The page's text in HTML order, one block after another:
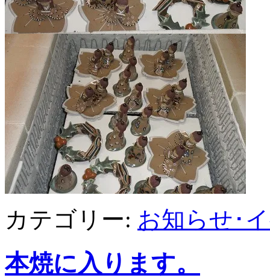
カテゴリー: お知らせ･
本焼に入ります。